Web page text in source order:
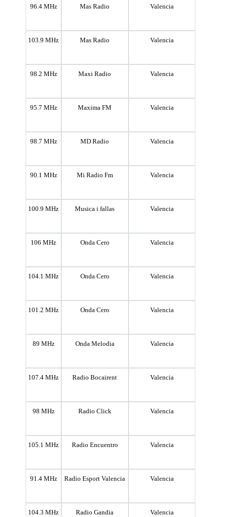
96.4 MHz Mas Radio Valencia
103.9 MHz Mas Radio Valencia
98.2 MHz Maxi Radio Valencia
95.7 MHz Maxima FM Valencia
98.7 MHz MD Radio Valencia
90.1 MHz Mi Radio Fm Valencia
100.9 MHz Musica i fallas Valencia
106 MHz Onda Cero Valencia
104.1 MHz Onda Cero Valencia
101.2 MHz Onda Cero Valencia
89 MHz Onda Melodia Valencia
107.4 MHz Radio Bocairent Valencia
98 MHz Radio Click Valencia
105.1 MHz Radio Encuentro Valencia
91.4 MHz Radio Esport Valencia Valencia
104.3 MHz Radio Gandia Valencia